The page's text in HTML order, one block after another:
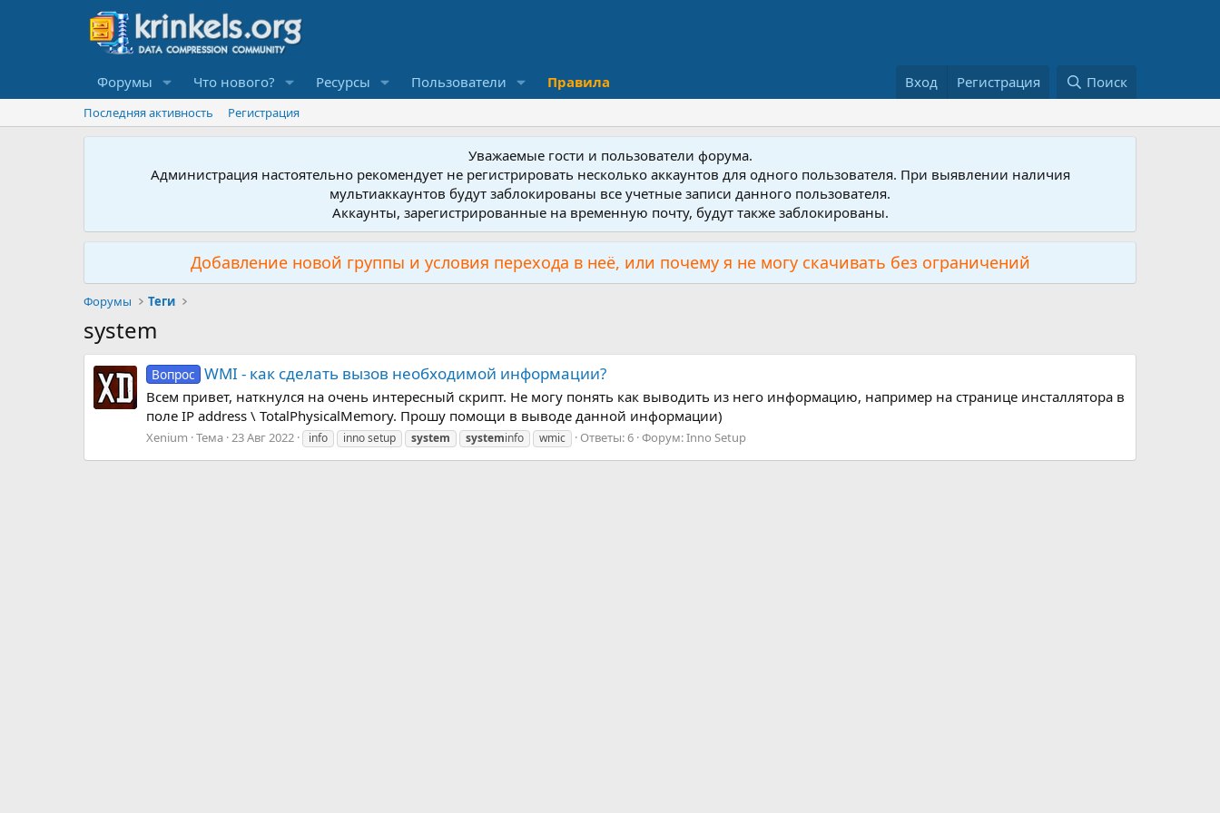
Форумы Что нового? Ресурсы Пользователи Правила Вход Регистрация Поиск
Последняя активность Регистрация
Уважаемые гости и пользователи форума.
Администрация настоятельно рекомендует не регистрировать несколько аккаунтов для одного пользователя. При выявлении наличия
мультиаккаунтов будут заблокированы все учетные записи данного пользователя.
Аккаунты, зарегистрированные на временную почту, будут также заблокированы.
Добавление новой группы и условия перехода в неё, или почему я не могу скачивать без ограничений
Форумы Теги
system
Вопрос WMI - как сделать вызов необходимой информации?
Всем привет, наткнулся на очень интересный скрипт. Не могу понять как выводить из него информацию, например на странице инсталлятора в
поле IP address \ TotalPhysicalMemory. Прошу помощи в выводе данной информации)
Xenium Тема 23 Авг 2022 info inno setup system systeminfo wmic Ответы: 6 Форум:Inno Setup